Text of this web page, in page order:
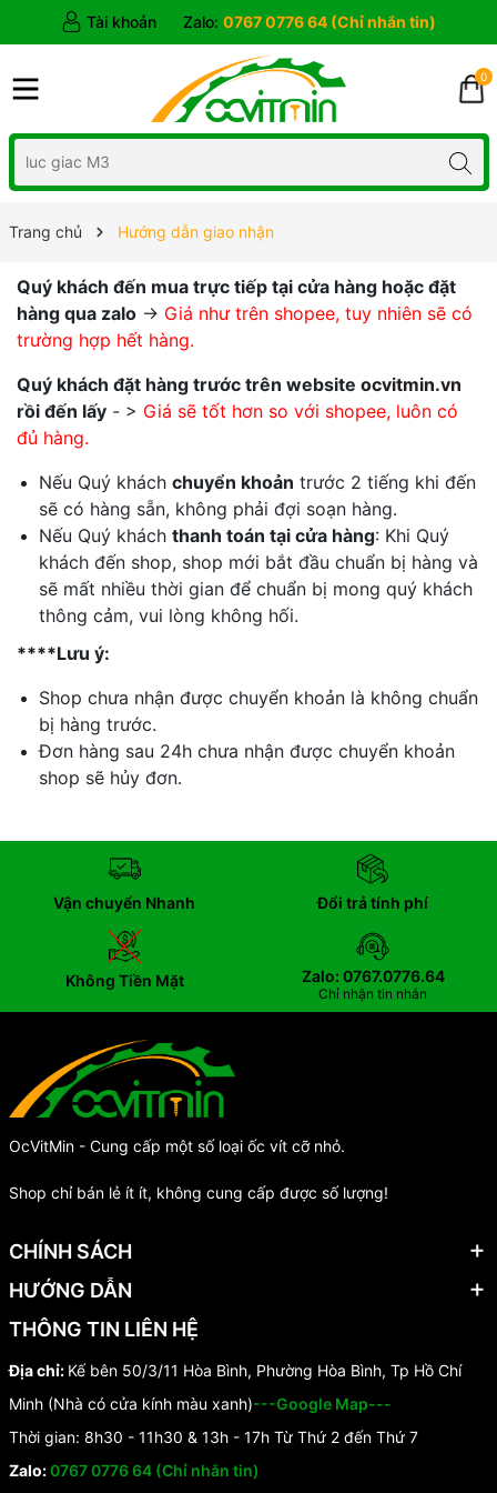
Tài khoản Zalo: 0767 0776 64 (Chỉ nhắn tin)
0
Trang chủ Hướng dẫn giao nhận
Quý khách đến mua trực tiếp tại cửa hàng hoặc đặt
hàng qua zalo -> Giá như trên shopee, tuy nhiên sẽ có
trường hợp hết hàng.
Quý khách đặt hàng trước trên website ocvitmin.vn
rồi đến lấy - > Giá sẽ tốt hơn so với shopee, luôn có
đủ hàng.
Nếu Quý khách chuyển khoản trước 2 tiếng khi đến
sẽ có hàng sẵn, không phải đợi soạn hàng.
Nếu Quý khách thanh toán tại cửa hàng: Khi Quý
khách đến shop, shop mới bắt đầu chuẩn bị hàng và
sẽ mất nhiều thời gian để chuẩn bị mong quý khách
thông cảm, vui lòng không hối.
****Lưu ý:
Shop chưa nhận được chuyển khoản là không chuẩn
bị hàng trước.
Đơn hàng sau 24h chưa nhận được chuyển khoản
shop sẽ hủy đơn.
Vận chuyển Nhanh Đổi trả tính phí
Không Tiền Mặt Zalo: 0767.0776.64
Chỉ nhận tin nhắn
OcVitMin - Cung cấp một số loại ốc vít cỡ nhỏ.
Shop chỉ bán lẻ ít ít, không cung cấp được số lượng!
CHÍNH SÁCH
HƯỚNG DẪN
THÔNG TIN LIÊN HỆ
Địa chỉ: Kế bên 50/3/11 Hòa Bình, Phường Hòa Bình, Tp Hồ Chí
Minh (Nhà có cửa kính màu xanh)---Google Map---
Thời gian: 8h30 - 11h30 & 13h - 17h Từ Thứ 2 đến Thứ 7
Zalo:0767 0776 64 (Chỉ nhắn tin)